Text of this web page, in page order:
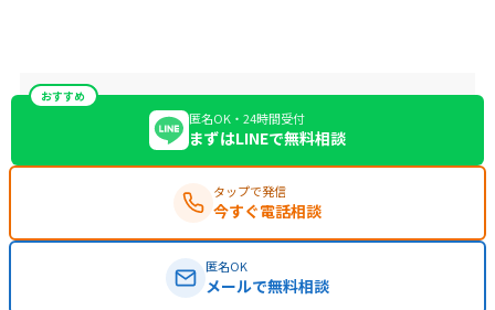
おすすめ
匿名OK・24時間受付
まずはLINEで無料相談
タップで発信
今すぐ電話相談
匿名OK
メールで無料相談